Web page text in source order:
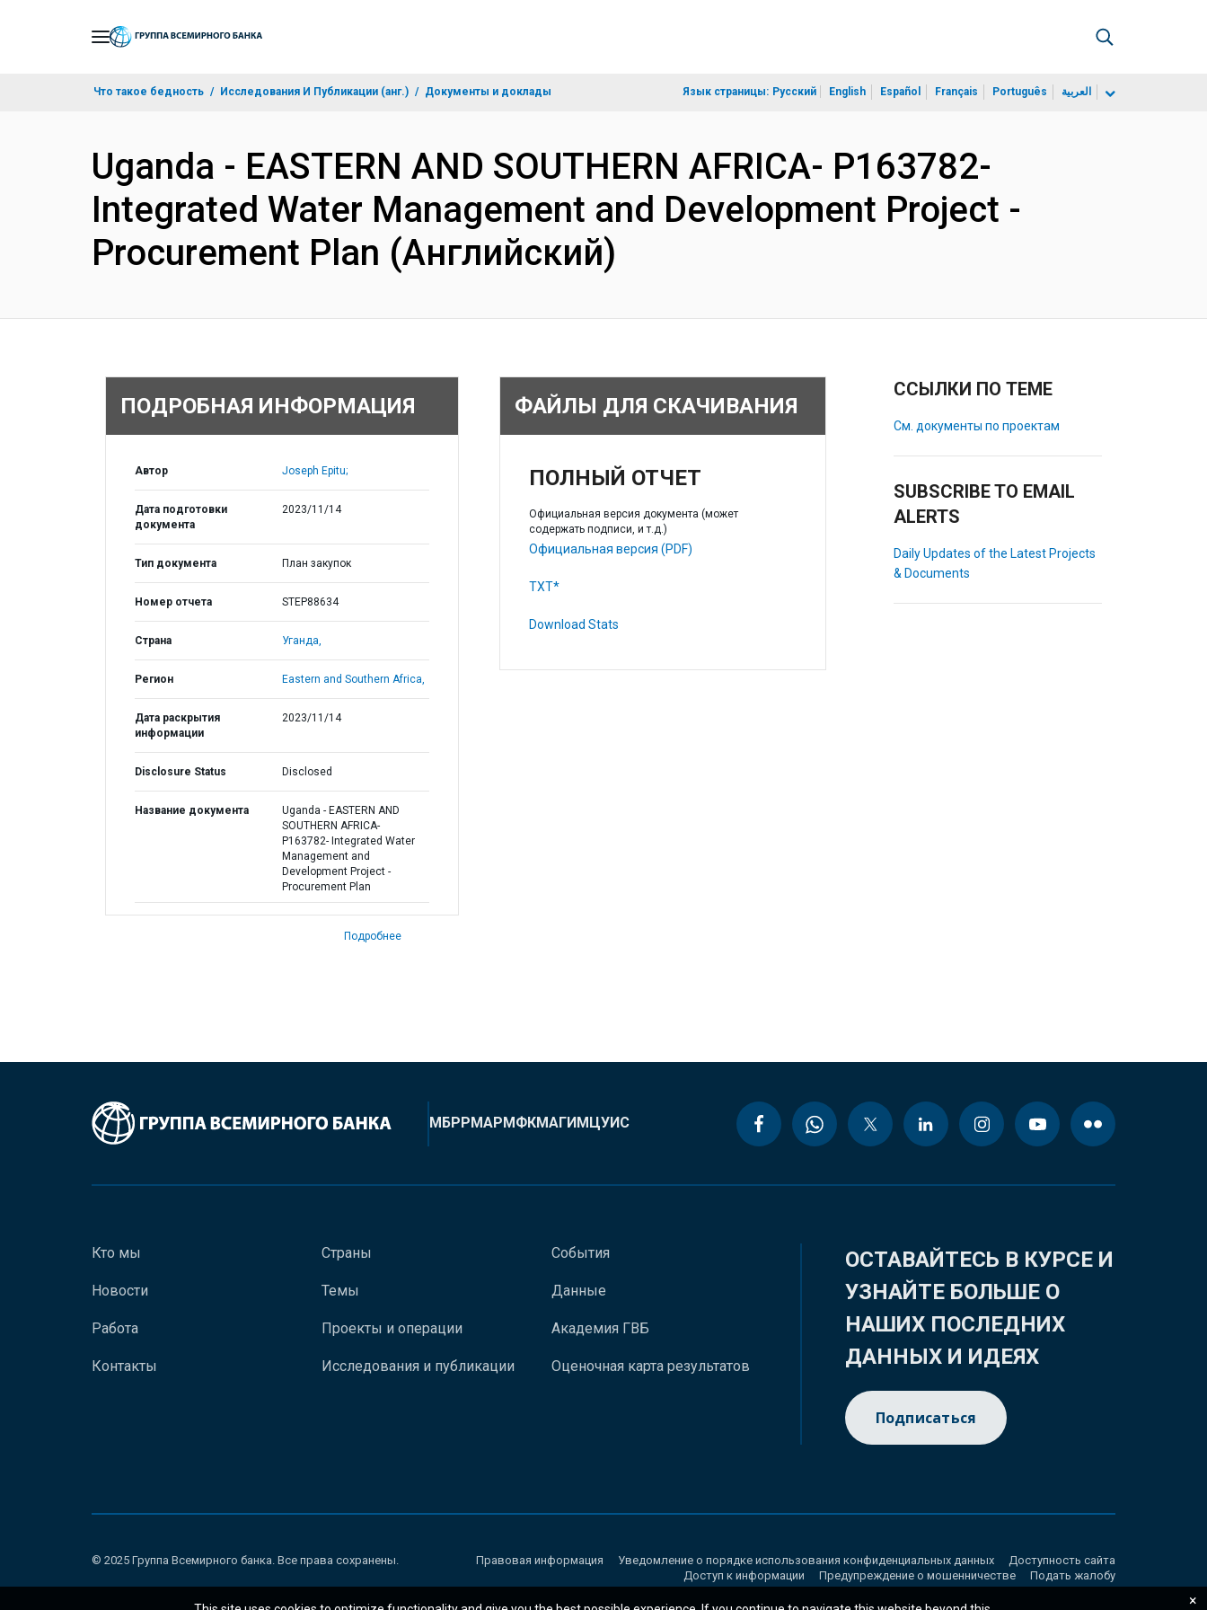
Что такое бедность Исследования И Публикации (анг.) Документы и доклады Язык страницы: Русский English Español Français Português العربية
Uganda - EASTERN AND SOUTHERN AFRICA- P163782-
Integrated Water Management and Development Project -
Procurement Plan (Английский)
ПОДРОБНАЯ ИНФОРМАЦИЯ
Автор Joseph Epitu;
Дата подготовки
документа
2023/11/14
Тип документа План закупок
Номер отчета STEP88634
Страна Уганда,
Регион Eastern and Southern Africa,
Дата раскрытия
информации
2023/11/14
Disclosure Status Disclosed
Название документа
Uganda - EASTERN AND
SOUTHERN AFRICA-
P163782- Integrated Water
Management and
Development Project -
Procurement Plan
Подробнее
ФАЙЛЫ ДЛЯ СКАЧИВАНИЯ
ПОЛНЫЙ ОТЧЕТ
Официальная версия документа (может
содержать подписи, и т.д.)
Официальная версия (PDF)
TXT*
Download Stats
ССЫЛКИ ПО ТЕМЕ
См. документы по проектам
SUBSCRIBE TO EMAIL
ALERTS
Daily Updates of the Latest Projects
& Documents
МБРРМАРМФКМАГИМЦУИС
Кто мы
Новости
Работа
Контакты
Страны
Темы
Проекты и операции
Исследования и публикации
События
Данные
Академия ГВБ
Оценочная карта результатов
ОСТАВАЙТЕСЬ В КУРСЕ И
УЗНАЙТЕ БОЛЬШЕ О
НАШИХ ПОСЛЕДНИХ
ДАННЫХ И ИДЕЯХ
Подписаться
© 2025 Группа Всемирного банка. Все права сохранены. Правовая информация Уведомление о порядке использования конфиденциальных данных
Доступность сайта
Доступ к информации
Предупреждение о мошенничестве Подать жалобу
×